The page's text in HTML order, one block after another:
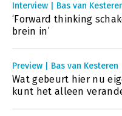
Interview | Bas van
‘Forward thinking
brein in’
Preview | Bas van Kesteren
Wat gebeurt hier nu
kunt het alleen